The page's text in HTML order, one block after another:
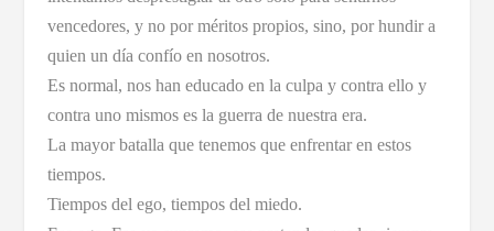
vencedores, y no por méritos propios, sino, por hundir a
quien un día confío en nosotros.
Es normal, nos han educado en la culpa y contra ello y
contra uno mismos es la guerra de nuestra era.
La mayor batalla que tenemos que enfrentar en estos
tiempos.
Tiempos del ego, tiempos del miedo.